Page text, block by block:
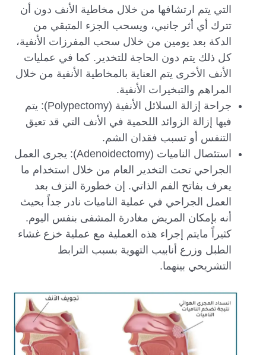
التي يتم ارتشافها من خلال مخاطية الأنف دون أن
تترك أي أثر جانبي، ويسحب الجزء المتبقي من
الدكة بعد يومين من خلال سحب المفرزات الأنفية،
كل ذلك يتم دون الحاجة للتخدير. كما في عمليات
الأنف الأخرى يتم العناية بالمخاطية الأنفية من خلال
المراهم والتبخيرات الأنفية.
جراحة إزالة السلائل الأنفية (Polypectomy): يتم
فيها إزالة الزوائد اللحمية في الأنف التي قد تعيق
التنفس أو تسبب فقدان الشم.
استئصال الناميات (Adenoidectomy): يجرى العمل
الجراحي تحت التخدير العام من خلال استخدام ما
يعرف بفاتح الفم الذاتي. إن خطورة النزف بعد
العمل الجراحي في عملية الناميات نادر جداً بحيث
أنه بإمكان المريض مغادرة المشفى بنفس اليوم.
كثيراً مايتم إجراء هذه العملية مع عملية خزع غشاء
الطبل وزرع أنابيب التهوية بسبب الترابط
التشريحي بينهما.